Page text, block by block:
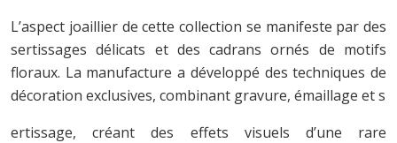
L’aspect joaillier de cette collection se manifeste par des
sertissages délicats et des cadrans ornés de motifs
floraux. La manufacture a développé des techniques de
décoration exclusives, combinant gravure, émaillage et s
ertissage, créant des effets visuels d’une rare